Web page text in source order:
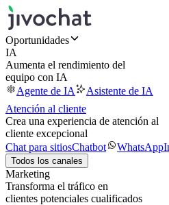
Oportunidades
IA
Aumenta el rendimiento del
equipo con IA
Agente de IA
Asistente de IA
Atención al cliente
Crea una experiencia de atención al
cliente excepcional
Chat para sitiosChatbot WhatsApp
Todos los canales
Marketing
Transforma el tráfico en
clientes potenciales cualificados